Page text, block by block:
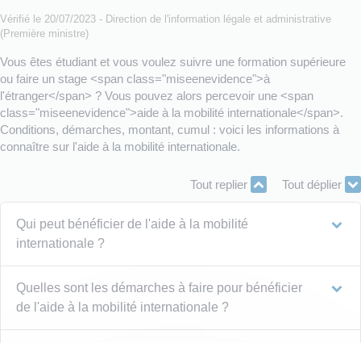
Vérifié le 20/07/2023 - Direction de l'information légale et administrative
(Première ministre)
Vous êtes étudiant et vous voulez suivre une formation supérieure
ou faire un stage <span class="miseenevidence">à
l'étranger</span> ? Vous pouvez alors percevoir une <span
class="miseenevidence">aide à la mobilité internationale</span>.
Conditions, démarches, montant, cumul : voici les informations à
connaître sur l'aide à la mobilité internationale.
Tout replier Tout déplier
Qui peut bénéficier de l'aide à la mobilité
internationale ?
Quelles sont les démarches à faire pour bénéficier
de l'aide à la mobilité internationale ?